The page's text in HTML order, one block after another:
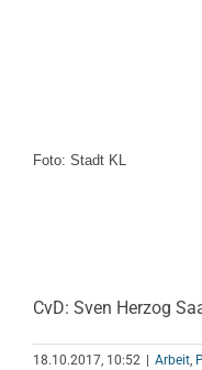
Foto: Stadt KL
CvD: Sven Herzog
18.10.2017, 10:52 Arbeit,